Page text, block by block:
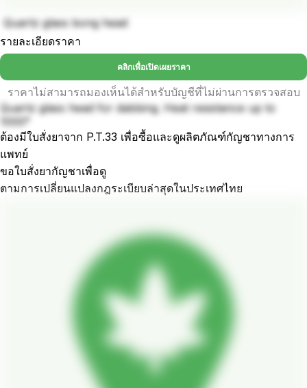
Quartz glass bong head
รายละเอียดราคา
คลิกเพื่อเปิดเผยราคา
ราคาไม่สามารถมองเห็นได้สำหรับบัญชีที่ไม่ผ่านการตรวจสอบ
Quartz glass head for dabbing. Heat resistance up to
1000°
ต้องมีใบสั่งยาจาก P.T.33 เพื่อซื้อและดูผลิตภัณฑ์กัญชาทางการ
แพทย์
ขอใบสั่งยากัญชาเพื่อดู
ตามการเปลี่ยนแปลงกฎระเบียบล่าสุดในประเทศไทย